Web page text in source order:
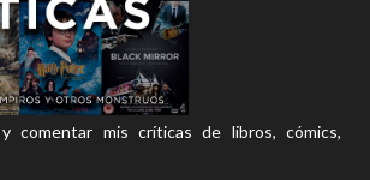
comentar mis críticas de libros, cómics,